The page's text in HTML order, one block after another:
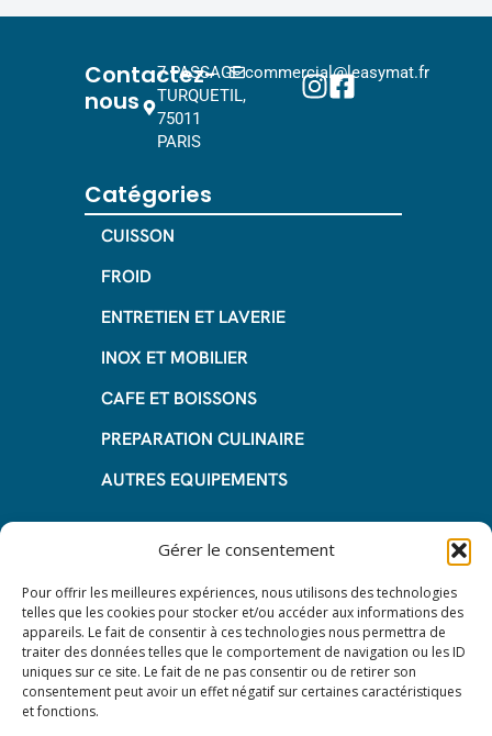
Gérer le consentement
Pour offrir les meilleures expériences, nous utilisons des technologies
telles que les cookies pour stocker et/ou accéder aux informations des
appareils. Le fait de consentir à ces technologies nous permettra de
traiter des données telles que le comportement de navigation ou les ID
uniques sur ce site. Le fait de ne pas consentir ou de retirer son
consentement peut avoir un effet négatif sur certaines caractéristiques
et fonctions.
Contactez-
nous
7 PASSAGE
TURQUETIL,
75011
PARIS
commercial@leasymat.fr
Catégories
CUISSON
FROID
ENTRETIEN ET LAVERIE
INOX ET MOBILIER
CAFE ET BOISSONS
PREPARATION CULINAIRE
AUTRES EQUIPEMENTS
Informations
Questions fréquentes
Les avantages de la LOA
Les étapes du leasing de matériel
de restauration